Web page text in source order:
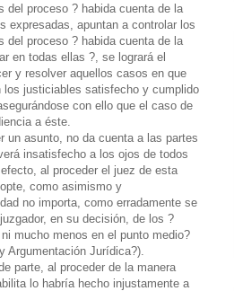
del proceso ? habida cuenta de la
expresadas, apuntan a controlar los
del proceso ? habida cuenta de la
en todas ellas ?, se logrará el
y resolver aquellos casos en que
los justiciables satisfecho y cumplido
con ello que el caso de
a éste.
un asunto, no da cuenta a las partes
insatisfecho a los ojos de todos
al proceder el juez de esta
como asimismo y
no importa, como erradamente se
en su decisión, de los ?
mucho menos en el punto medio?
Argumentación Jurídica?).
parte, al proceder de la manera
lo habría hecho injustamente a